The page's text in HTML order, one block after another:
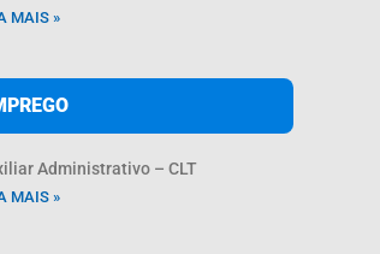
MAIS »
Administrativo – CLT
MAIS »